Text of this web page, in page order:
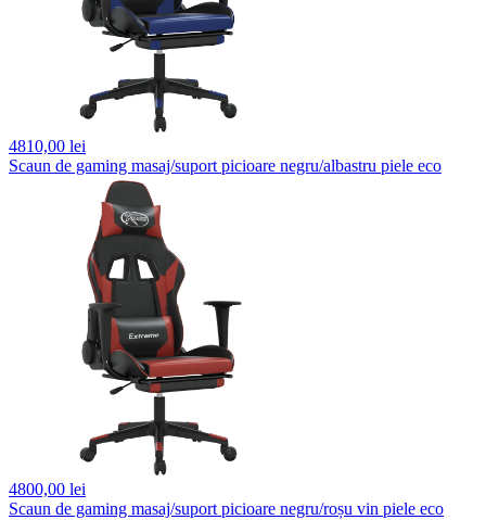
4810,00 lei
Scaun de gaming masaj/suport picioare negru/albastru piele eco
4800,00 lei
Scaun de gaming masaj/suport picioare negru/roșu vin piele eco